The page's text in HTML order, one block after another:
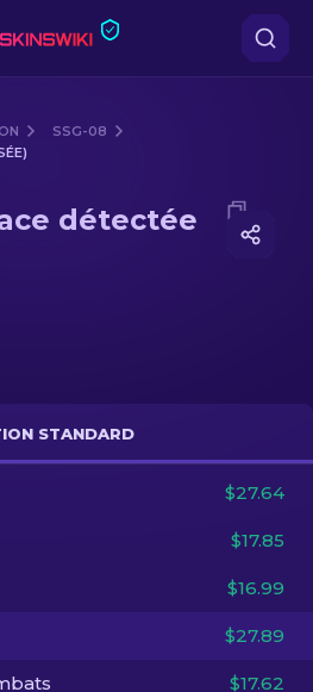
FR
SSG-08
détectée (Usée)
détectée
STANDARD
$27.64
$17.85
$16.99
$27.89
$17.62